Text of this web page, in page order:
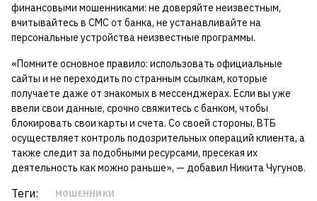
финансовыми мошенниками: не доверяйте неизвестным,
вчитывайтесь в СМС от банка, не устанавливайте на
персональные устройства неизвестные программы.
«Помните основное правило: использовать официальные
сайты и не переходить по странным ссылкам, которые
получаете даже от знакомых в мессенджерах. Если вы уже
ввели свои данные, срочно свяжитесь с банком, чтобы
блокировать свои карты и счета. Со своей стороны, ВТБ
осуществляет контроль подозрительных операций клиента, а
также следит за подобными ресурсами, пресекая их
деятельность как можно раньше», — добавил Никита Чугунов.
Теги: МОШЕННИКИ